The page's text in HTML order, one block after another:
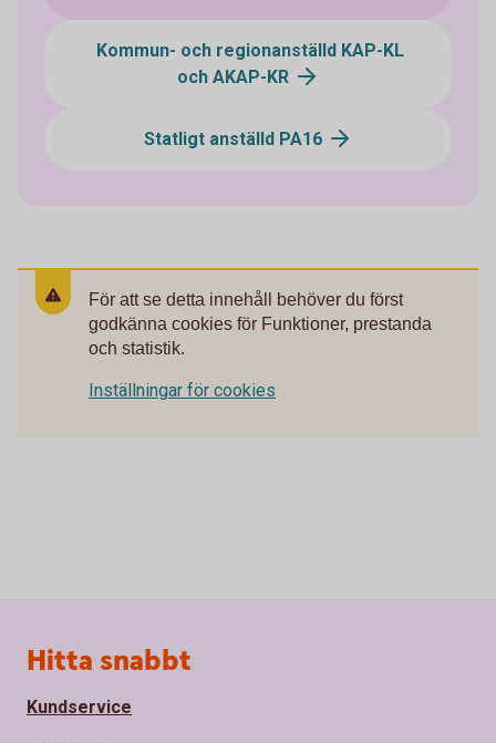
Kommun- och regionanställd KAP-KL
och AKAP-KR
Statligt anställd PA16
För att se detta innehåll behöver du först
godkänna cookies för Funktioner, prestanda
och statistik.
Inställningar för cookies
Sidfot
Hitta snabbt
Kundservice